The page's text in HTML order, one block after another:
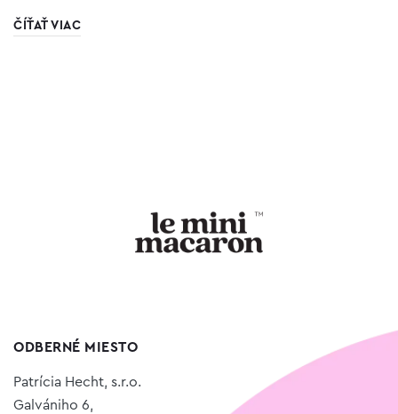
ČÍŤAŤ VIAC
ODBERNÉ MIESTO
Patrícia Hecht, s.r.o.
Galvániho 6,